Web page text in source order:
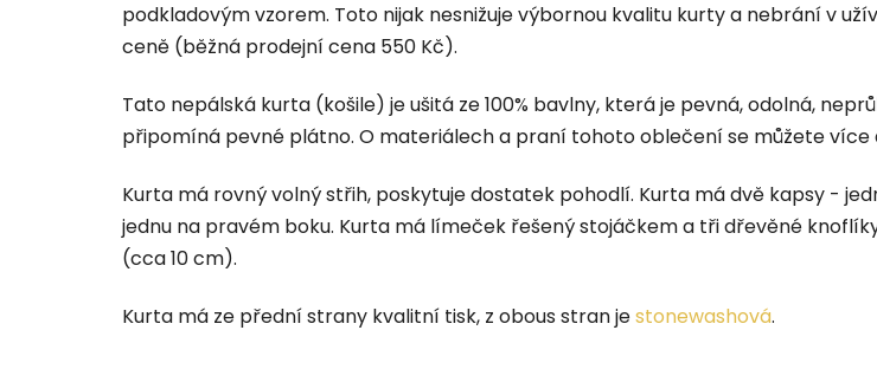
podkladovým vzorem. Toto nijak nesnižuje výbornou kvalitu kurty a nebrání v
ceně (běžná prodejní cena 550 Kč).
Tato nepálská kurta (košile) je ušitá ze 100% bavlny, která je pevná, odolná,
připomíná pevné plátno. O materiálech a praní tohoto oblečení se můžete více
Kurta má rovný volný střih, poskytuje dostatek pohodlí. Kurta má dvě kapsy -
jednu na pravém boku. Kurta má límeček řešený stojáčkem a tři dřevěné
(cca 10 cm).
Kurta má ze přední strany kvalitní tisk, z obous stran jestonewashová.